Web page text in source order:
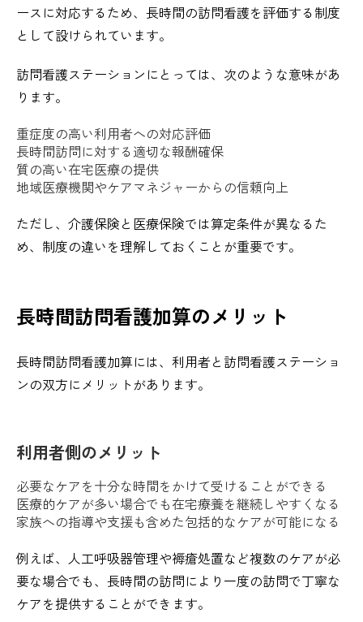
ースに対応するため、長時間の訪問看護を評価する制度
として設けられています。
訪問看護ステーションにとっては、次のような意味があ
ります。
重症度の高い利用者への対応評価
長時間訪問に対する適切な報酬確保
質の高い在宅医療の提供
地域医療機関やケアマネジャーからの信頼向上
ただし、介護保険と医療保険では算定条件が異なるた
め、制度の違いを理解しておくことが重要です。
長時間訪問看護加算のメリット
長時間訪問看護加算には、利用者と訪問看護ステーショ
ンの双方にメリットがあります。
利用者側のメリット
必要なケアを十分な時間をかけて受けることができる
医療的ケアが多い場合でも在宅療養を継続しやすくなる
家族への指導や支援も含めた包括的なケアが可能になる
例えば、人工呼吸器管理や褥瘡処置など複数のケアが必
要な場合でも、長時間の訪問により一度の訪問で丁寧な
ケアを提供することができます。